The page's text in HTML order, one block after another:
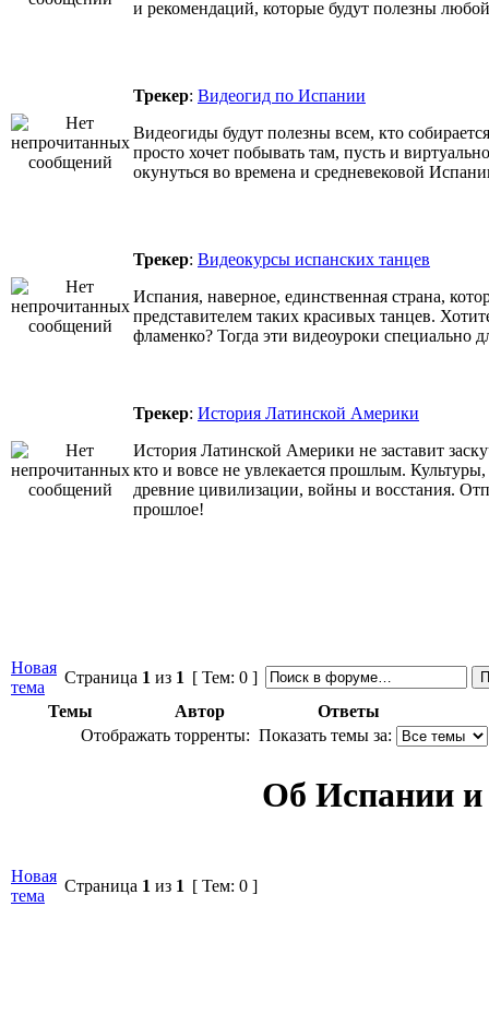
и рекомендаций, которые будут полезны
Трекер: Видеогид по Испании
Видеогиды будут полезны всем, кто
просто хочет побывать там, пусть и
окунуться во времена и средневековой
Трекер: Видеокурсы испанских танцев
Испания, наверное, единственная страна,
представителем таких красивых танцев.
фламенко? Тогда эти видеоуроки специально
Трекер: История Латинской Америки
История Латинской Америки не заставит
кто и вовсе не увлекается прошлым.
древние цивилизации, войны и восстания.
прошлое!
Новая
тема
Страница 1 из 1 [ Тем: 0 ]
Темы
Автор
Ответы
Отображать торренты: Показать темы за:
Об Испании
Новая
тема
Страница 1 из 1 [ Тем: 0 ]